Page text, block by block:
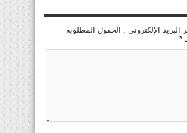
البريد الإلكتروني . الحقول المطلوبة
*